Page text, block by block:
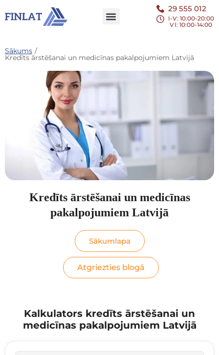
29 555 012
I-V: 10:00-20:00
VI: 10:00-14:00
Sākums /
Kredīts ārstēšanai un medicīnas pakalpojumiem Latvijā
Kredīts ārstēšanai un medicīnas
pakalpojumiem Latvijā
Sākumlapa
Atgriezties blogā
Kalkulators kredīts ārstēšanai un
medicīnas pakalpojumiem Latvijā